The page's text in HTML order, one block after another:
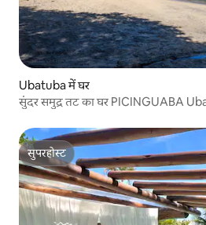
Ubatuba में घर
सुंदर समुद्र तट का घर PICINGUABA
सुपरहोस्ट
सुपरहोस्ट